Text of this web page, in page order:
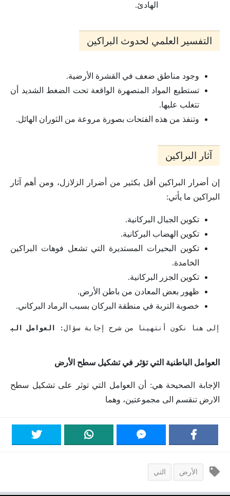
الهادئ.
التفسير العلمي لحدوث البراكين
وجود مناطق ضعف في القشرة الأرضية.
تستطيع المواد المنصهرة الواقعة تحت الضغط الشديد أن
تتغلب عليها.
وتنفذ من هذه الفتحات بصورة مروعة من الثوران الهائل.
آثار البراكين
إن أضرار البراكين أقل بكثير من أضرار الزلازل، ومن أهم آثار
البراكين ما يأتي:
تكوين الجبال البركانية.
تكوين الهضاب البركانية.
تكوين البحيرات المستديرة التي تشعل فوهات البراكين
الخامدة.
تكوين الجزر البركانية.
ظهور بعض المعادن من باطن الأرض.
خصوبة التربة في منطقة البركان بسبب الرماد البركاني.
إلى هنا نكون أنتهينا من شرح إجابة سؤال: العوامل
العوامل الباطنية التي تؤثر في تشكيل سطح الأرض
الإجابة الصحيحة هي: أن العوامل التي توثر على تشكيل سطح
الارض تنقسم الى مجموعتين، وهما
الأرض التي